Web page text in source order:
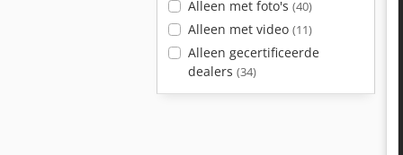
Alleen met foto's (40)
Alleen met video (11)
Alleen gecertificeerde
dealers (34)